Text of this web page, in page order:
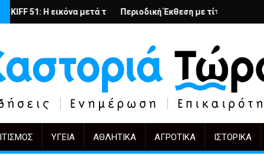
πρωταγωνιστές
την αγορά
Περιοδική Έκθεση με τίτλο “Στάχτες και δάκρυα στη
"Η Μάνα" - του Γεώργιου
ΥΓΕΊΑ ΑΘΛΗΤΙΚΆ ΑΓΡΟΤΙΚΆ ΙΣΤΟΡΙΚΆ